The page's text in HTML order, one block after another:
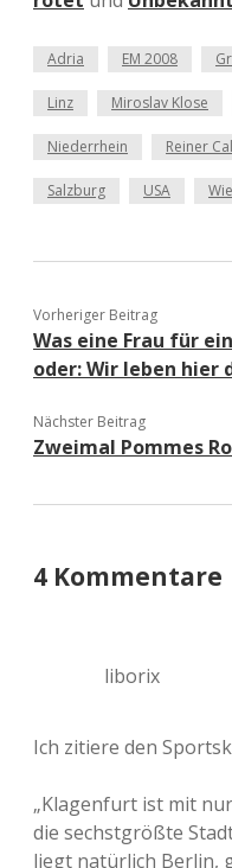
Adria EM 2008
Linz Miroslav Klose
Niederrhein Reiner
Salzburg USA
Vorheriger Beitrag
Was eine Frau für
oder: Wir leben hier
Nächster Beitrag
Zweimal Pommes
4 Kommentare
liborix
Ich zitiere den
„Klagenfurt ist mit
die sechstgrößte
liegt natürlich Berlin,